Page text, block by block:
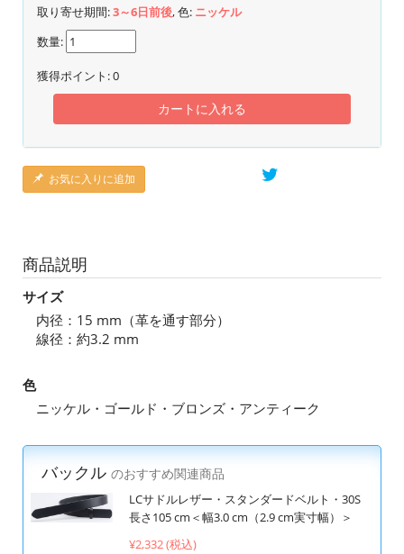
取り寄せ期間:3～6日前後, 色: ニッケル
数量:
獲得ポイント:0
カートに入れる
お気に入りに追加
商品説明
サイズ
内径：15 mm（革を通す部分）
線径：約3.2 mm
色
ニッケル・ゴールド・ブロンズ・アンティーク
バックル のおすすめ関連商品
LCサドルレザー・スタンダードベルト・30S
長さ105 cm＜幅3.0 cm（2.9 cm実寸幅）＞
¥2,332 (税込)